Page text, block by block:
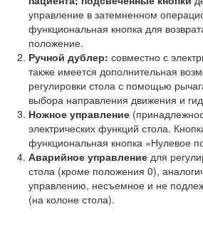
управление в затемненном
функциональная кнопка для
положение.
Ручной дублер: совместно с
также имеется дополнительная
регулировки стола с помощью
выбора направления движения и
Ножное управление
электрических функций стола.
функциональная кнопка «Нулевое
Аварийное управление для
стола (кроме положения 0),
управлению, несъемное и не
(на колоне стола).